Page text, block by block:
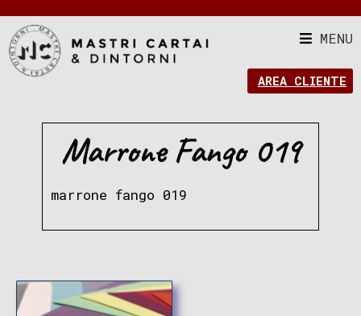
MENU
AREA CLIENTE
Marrone Fango 019
marrone fango 019